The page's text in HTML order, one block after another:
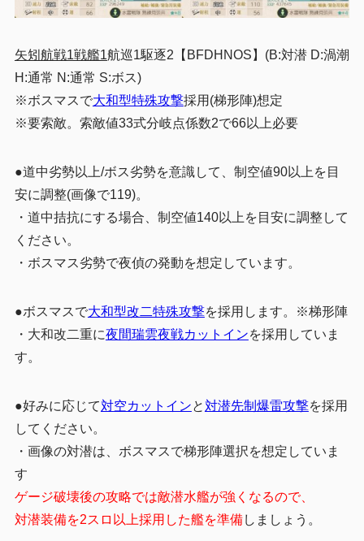
矢矧航戦1戦艦1航巡1駆逐2 【BFDHNOS】(B:対潜 D:渦潮
H:通常 N:通常 S:ボス)
※ボスマスで大和型特殊攻撃採用(梯形陣)想定
※要索敵。索敵値33式分岐点係数2で66以上必要
●道中劣勢以上/ボス劣勢を意識して、制空値90以上を目
安に調整(画像で119)。
・道中拮抗にする場合、制空値140以上を目安に調整して
ください。
・ボスマス劣勢で夜偵の発動を想定しています。
●ボスマスで大和型改二特殊攻撃を採用します。※梯形陣
・大和改二重に夜間瑞雲夜戦カットインを採用していま
す。
●好みに応じて対空カットインと対潜先制爆雷攻撃を採用
してください。
・画像の対潜は、ボスマスで梯形陣選択を想定していま
す
ゲージ破壊後の攻略では敵潜水艦が強くなるので、
対潜装備を2スロ以上採用した艦を準備しましょう。